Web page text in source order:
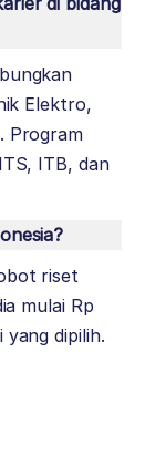
Elektro,
Program
ITB, dan
riset
mulai Rp
dipilih.